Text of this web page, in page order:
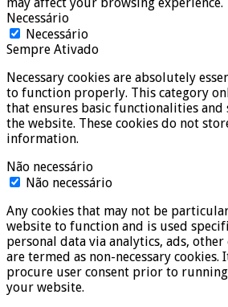
may affect your browsing experience.
Necessário
Necessário
Sempre Ativado
Necessary cookies are absolutely
to function properly. This category
that ensures basic functionalities
the website. These cookies do not
information.
Não necessário
Não necessário
Any cookies that may not be
website to function and is used
personal data via analytics, ads,
are termed as non-necessary
procure user consent prior to running
your website.